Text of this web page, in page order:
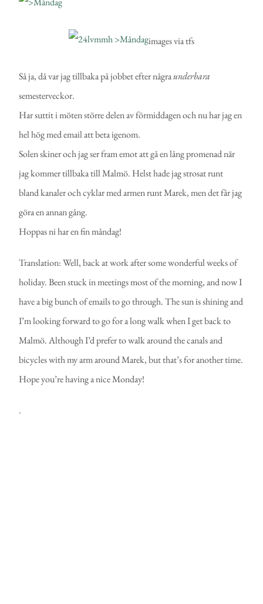
images via tfs
Så ja, då var jag tillbaka på jobbetefter någraunderbara
semesterveckor.
Har suttit i möten större delen av förmiddagen och nu har jag en
hel hög med email att beta igenom.
Solen skiner och jag ser fram emot att gå en lång promenad när
jag kommer tillbaka till Malmö. Helst hade jag strosat runt
bland kanaler och cyklar med armen runt Marek, men det får jag
göra en annan gång.
Hoppas ni har en fin måndag!
Translation:Well, back at work after some wonderful weeks of
holiday.Been stuck in meetings most of the morning, and now I
have a big bunch of emails to go through.The sun is shining and
I’m looking forward to go for a long walk when I get back to
Malmö. Although I’d prefer to walk around the canals and
bicycles with my arm around Marek, but that’s for another time.
Hope you’re having a nice Monday!
.